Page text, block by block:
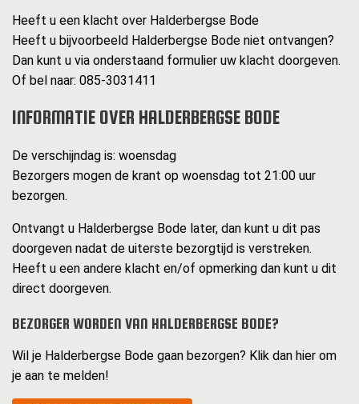
Heeft u een klacht over Halderbergse Bode
Heeft u bijvoorbeeld Halderbergse Bode niet ontvangen?
Dan kunt u via onderstaand formulier uw klacht doorgeven.
Of bel naar: 085-3031411
INFORMATIE OVER HALDERBERGSE BODE
De verschijndag is: woensdag
Bezorgers mogen de krant op woensdag tot 21:00 uur
bezorgen.
Ontvangt u Halderbergse Bode later, dan kunt u dit pas
doorgeven nadat de uiterste bezorgtijd is verstreken.
Heeft u een andere klacht en/of opmerking dan kunt u dit
direct doorgeven.
BEZORGER WORDEN VAN HALDERBERGSE BODE?
Wil je Halderbergse Bode gaan bezorgen? Klik dan hier om
je aan te melden!